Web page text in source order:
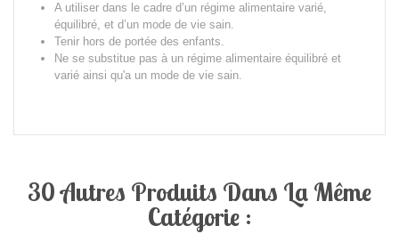
A utiliser dans le cadre d’un régime alimentaire varié,
équilibré, et d’un mode de vie sain.
Tenir hors de portée des enfants.
Ne se substitue pas à un régime alimentaire équilibré et
varié ainsi qu'a un mode de vie sain.
30 Autres Produits Dans La Même
Catégorie :